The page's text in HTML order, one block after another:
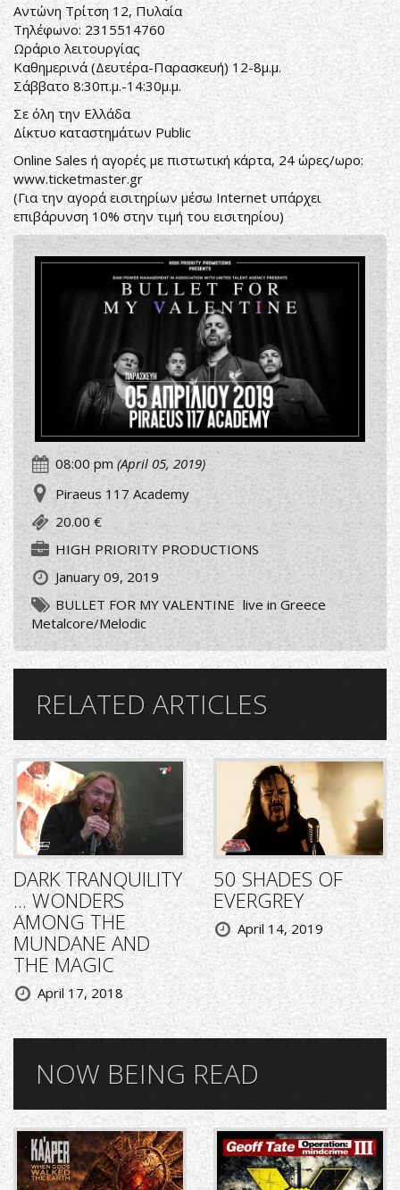
Αντώνη Τρίτση 12, Πυλαία
Τηλέφωνο: 2315514760
Ωράριο λειτουργίας
Καθημερινά (Δευτέρα-Παρασκευή) 12-8μ.μ.
Σάββατο 8:30π.μ.-14:30μ.μ.
Σε όλη την Ελλάδα
Δίκτυο καταστημάτων Public
Online Sales ή αγορές με πιστωτική κάρτα, 24 ώρες/ωρο:
www.ticketmaster.gr
(Για την αγορά εισιτηρίων μέσω Internet υπάρχει
επιβάρυνση 10% στην τιμή του εισιτηρίου)
08:00 pm(April 05, 2019)
Piraeus 117 Academy
20.00 €
HIGH PRIORITY PRODUCTIONS
January 09, 2019
BULLET FOR MY VALENTINE live in Greece
Metalcore/Melodic
RELATED ARTICLES
DARK TRANQUILITY
... WONDERS
AMONG THE
MUNDANE AND
THE MAGIC
April 17, 2018
50 SHADES OF
EVERGREY
April 14, 2019
NOW BEING READ